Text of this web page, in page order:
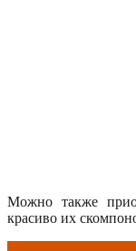
Можно также
красиво их